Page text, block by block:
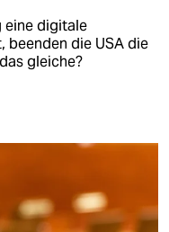
eine digitale
beenden die USA die
gleiche?